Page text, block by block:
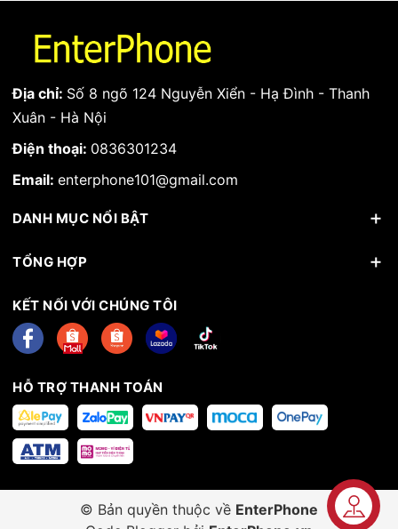
Địa chỉ: Số 8 ngõ 124 Nguyễn Xiển - Hạ Đình - Thanh
Xuân - Hà Nội
Điện thoại: 0836301234
Email: enterphone101@gmail.com
DANH MỤC NỔI BẬT
TỔNG HỢP
KẾT NỐI VỚI CHÚNG TÔI
HỖ TRỢ THANH TOÁN
© Bản quyền thuộc về EnterPhone
Liên hệ